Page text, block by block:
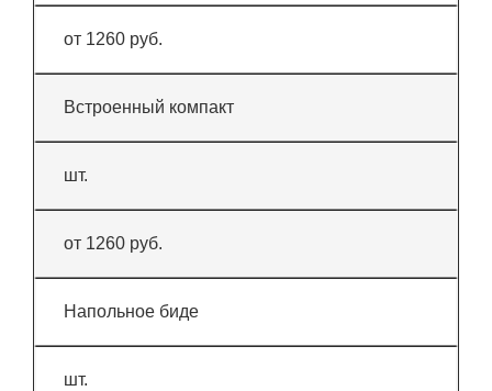
от 1260 руб.
Встроенный компакт
шт.
от 1260 руб.
Напольное биде
шт.